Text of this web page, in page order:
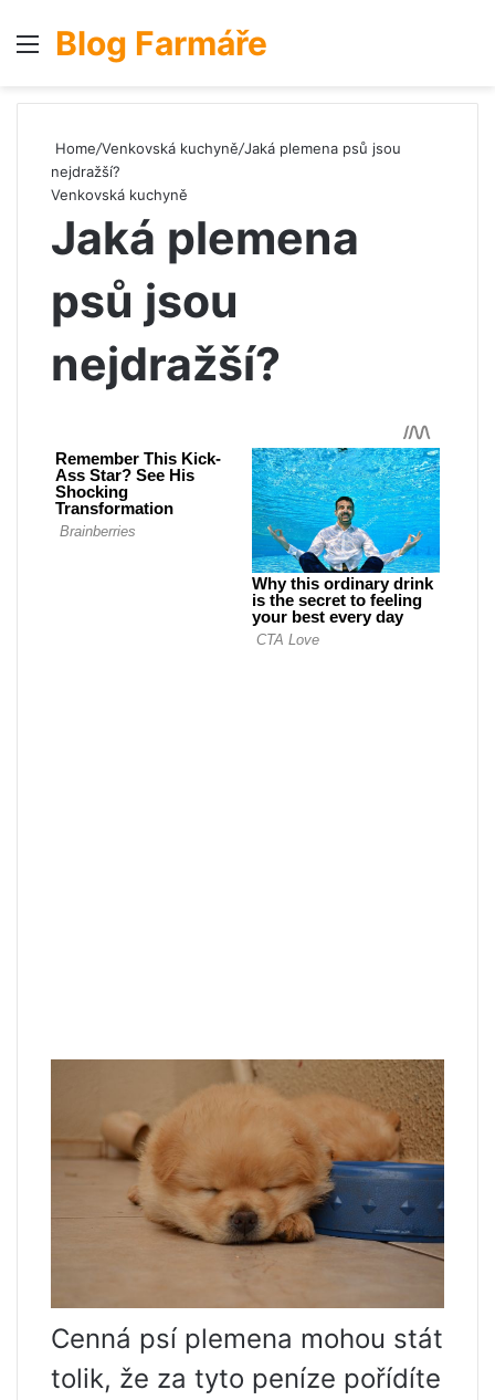
Menu
Blog Farmáře
Home/Venkovská kuchyně/Jaká plemena psů jsou
nejdražší?
Venkovská kuchyně
Jaká plemena
psů jsou
nejdražší?
Cenná psí plemena mohou stát
tolik, že za tyto peníze pořídíte